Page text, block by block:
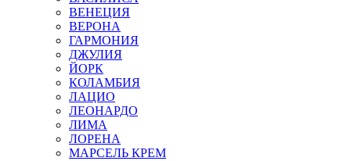
ВЕНЕЦИЯ
ВЕРОНА
ГАРМОНИЯ
ДЖУЛИЯ
ЙОРК
КОЛАМБИЯ
ЛАЦИО
ЛЕОНАРДО
ЛИМА
ЛОРЕНА
МАРСЕЛЬ КРЕМ